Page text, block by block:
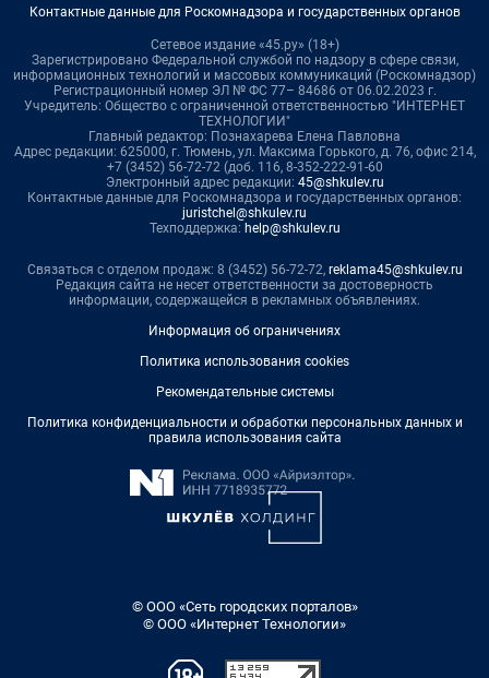
Контактные данные для Роскомнадзора и государственных органов
Сетевое издание «45.ру» (18+)
Зарегистрировано Федеральной службой по надзору в сфере связи,
информационных технологий и массовых коммуникаций (Роскомнадзор)
Регистрационный номер ЭЛ № ФС 77– 84686 от 06.02.2023 г.
Учредитель: Общество с ограниченной ответственностью "ИНТЕРНЕТ
ТЕХНОЛОГИИ"
Главный редактор: Познахарева Елена Павловна
Адрес редакции: 625000, г. Тюмень, ул. Максима Горького, д. 76, офис 214,
+7 (3452) 56-72-72 (доб. 116, 8-352-222-91-60
Электронный адрес редакции: 45@shkulev.ru
Контактные данные для Роскомнадзора и государственных органов:
juristchel@shkulev.ru
Техподдержка: help@shkulev.ru
Связаться с отделом продаж: 8 (3452) 56-72-72, reklama45@shkulev.ru
Редакция сайта не несет ответственности за достоверность
информации, содержащейся в рекламных объявлениях.
Информация об ограничениях
Политика использования cookies
Рекомендательные системы
Политика конфиденциальности и обработки персональных данных и
правила использования сайта
© ООО «Сеть городских порталов»
© ООО «Интернет Технологии»